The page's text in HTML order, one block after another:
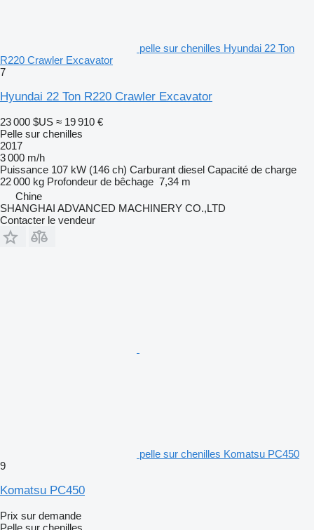
pelle sur chenilles Hyundai 22 Ton
R220 Crawler Excavator
7
Hyundai 22 Ton R220 Crawler Excavator
23 000 $US ≈ 19 910 €
Pelle sur chenilles
2017
3 000 m/h
Puissance 107 kW (146 ch) Carburant diesel Capacité de charge
22 000 kg Profondeur de bêchage 7,34 m
Chine
SHANGHAI ADVANCED MACHINERY CO.,LTD
Contacter le vendeur
pelle sur chenilles Komatsu PC450
9
Komatsu PC450
Prix sur demande
Pelle sur chenilles